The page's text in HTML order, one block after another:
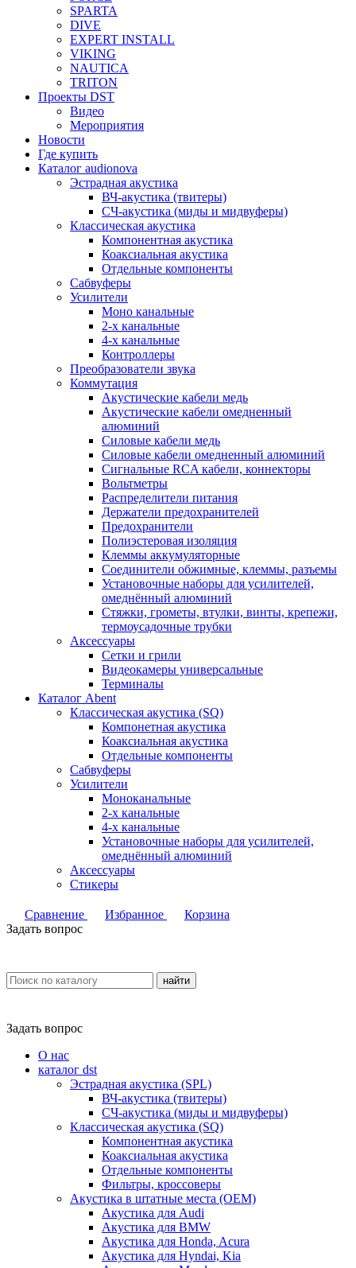
SPARTA
DIVE
EXPERT INSTALL
VIKING
NAUTICA
TRITON
Проекты DST
Видео
Мероприятия
Новости
Где купить
Каталог audionova
Эстрадная акустика
ВЧ-акустика (твитеры)
СЧ-акустика (миды и мидвуферы)
Классическая акустика
Компонентная акустика
Коаксиальная акустика
Отдельные компоненты
Сабвуферы
Усилители
Моно канальные
2-х канальные
4-х канальные
Контроллеры
Преобразователи звука
Коммутация
Акустические кабели медь
Акустические кабели омедненный
алюминий
Силовые кабели медь
Силовые кабели омедненный алюминий
Сигнальные RCA кабели, коннекторы
Вольтметры
Распределители питания
Держатели предохранителей
Предохранители
Полиэстеровая изоляция
Клеммы аккумуляторные
Соединители обжимные, клеммы, разъемы
Установочные наборы для усилителей,
омеднённый алюминий
Стяжки, грометы, втулки, винты, крепежи,
термоусадочные трубки
Аксессуары
Сетки и грили
Видеокамеры универсальные
Терминалы
Каталог Abent
Классическая акустика (SQ)
Компонетная акустика
Коаксиальная акустика
Отдельные компоненты
Сабвуферы
Усилители
Моноканальные
2-х канальные
4-х канальные
Установочные наборы для усилителей,
омеднённый алюминий
Аксессуары
Стикеры
Сравнение Избранное
Корзина
Задать вопрос
найти
Задать вопрос
О нас
каталог dst
Эстрадная акустика (SPL)
ВЧ-акустика (твитеры)
СЧ-акустика (миды и мидвуферы)
Классическая акустика (SQ)
Компонентная акустика
Коаксиальная акустика
Отдельные компоненты
Фильтры, кроссоверы
Акустика в штатные места (OEM)
Акустика для Audi
Акустика для BMW
Акустика для Honda, Acura
Акустика для Hyndai, Kia